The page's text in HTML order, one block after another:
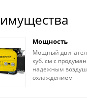
Мощность
Мощный
куб. см с
надежным
охлаждением